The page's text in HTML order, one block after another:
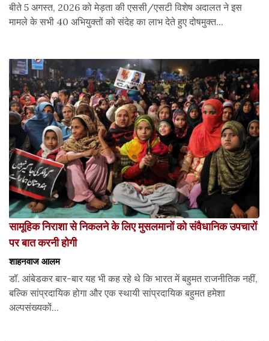
बीते 5 अगस्त, 2026 को मेड़ता की एससी/एसटी विशेष अदालत ने इस
मामले के सभी 40 अभियुक्तों को संदेह का लाभ देते हुए दोषमुक्त...
सामूहिक निराशा से निकलने के लिए मुसलमानों को संवैधानिक उपचारों
पर बात करनी होगी
शाहनवाज आलम
डॉ. आंबेडकर बार-बार यह भी कह रहे थे कि भारत में बहुमत राजनीतिक नहीं,
बल्कि सांप्रदायिक होगा और एक स्थायी सांप्रदायिक बहुमत हमेशा
अल्पसंख्यकों...